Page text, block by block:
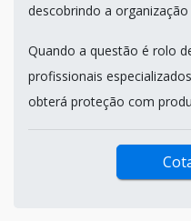
descobrindo a
Quando a questão é rolo
profissionais
obterá proteção com